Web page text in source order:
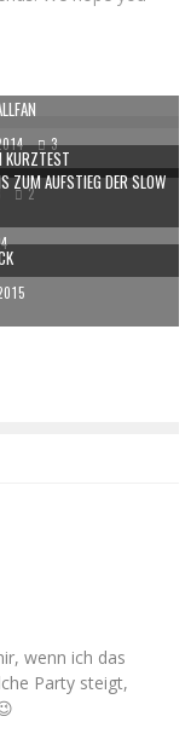
3
2
ZUM AUFSTIEG DER SLOW
wenn ich das
Party steigt,